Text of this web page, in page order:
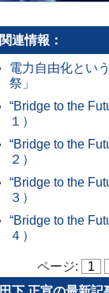
関連情報：
電力自由化とい
祭」
“Bridge to the
１）
“Bridge to the
２）
“Bridge to the
３）
“Bridge to the
４）
ページ: 1